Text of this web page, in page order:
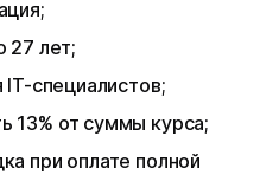
27 лет;
IT-специалистов;
13% от суммы курса;
при оплате полной